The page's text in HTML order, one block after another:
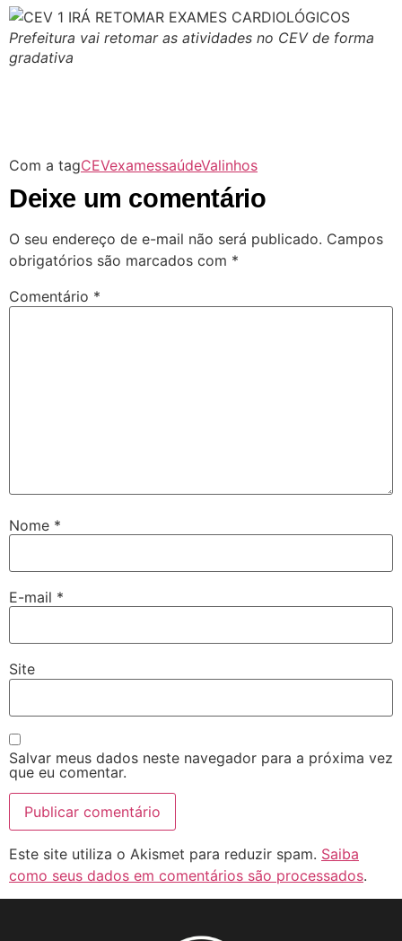
Prefeitura vai retomar as atividades no CEV de forma
gradativa
Com a tagCEVexamessaúdeValinhos
Deixe um comentário
O seu endereço de e-mail não será publicado. Campos
obrigatórios são marcados com *
Comentário *
Nome *
E-mail *
Site
Salvar meus dados neste navegador para a próxima vez
que eu comentar.
Este site utiliza o Akismet para reduzir spam. Saiba
como seus dados em comentários são processados.